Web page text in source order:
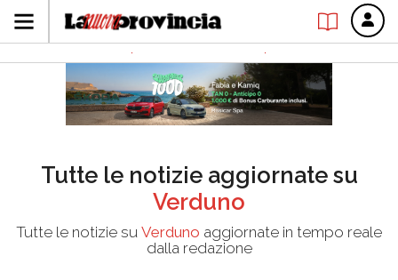
Tutte le notizie aggiornate su
Verduno
Tutte le notizie su Verduno aggiornate in tempo reale
dalla redazione